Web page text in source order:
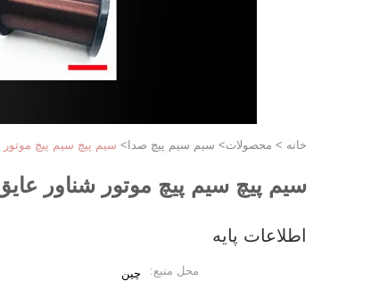
خانه > محصولات> سیم سیم پیچ صدا > سیم پیچ سیم پیچ
سیم پیچ سیم پیچ موتور شناور
اطلاعات پایه
محل منبع: چین